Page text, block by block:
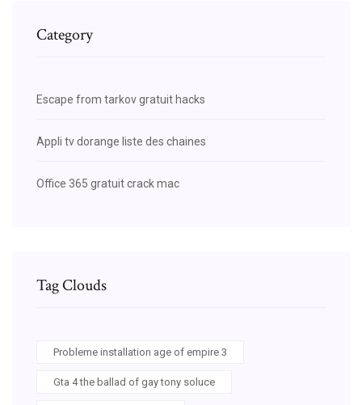
Category
Escape from tarkov gratuit hacks
Appli tv dorange liste des chaines
Office 365 gratuit crack mac
Tag Clouds
Probleme installation age of empire 3
Gta 4 the ballad of gay tony soluce